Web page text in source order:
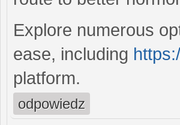
Explore numerous
ease, including
platform.
odpowiedz